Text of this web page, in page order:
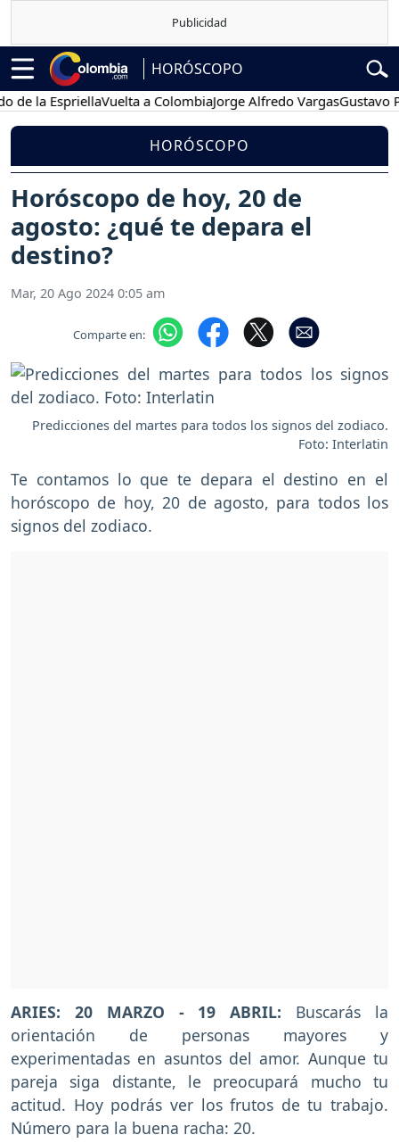
HORÓSCOPO
EspriellaVuelta a ColombiaJorge Alfredo VargasGustavo Petro
HORÓSCOPO
Horóscopo de hoy, 20 de
agosto: ¿qué te depara el
destino?
Mar, 20 Ago 2024 0:05 am
Comparte en:
Predicciones del martes para todos los signos del zodiaco.
Foto: Interlatin
Te contamos lo que te depara el destino en el
horóscopo de hoy, 20 de agosto, para todos los
signos del zodiaco.
ARIES: 20 MARZO - 19 ABRIL: Buscarás la
orientación de personas mayores y
experimentadas en asuntos del amor. Aunque tu
pareja siga distante, le preocupará mucho tu
actitud. Hoy podrás ver los frutos de tu trabajo.
Número para la buena racha: 20.